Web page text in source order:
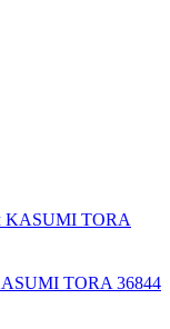
TORA 36844